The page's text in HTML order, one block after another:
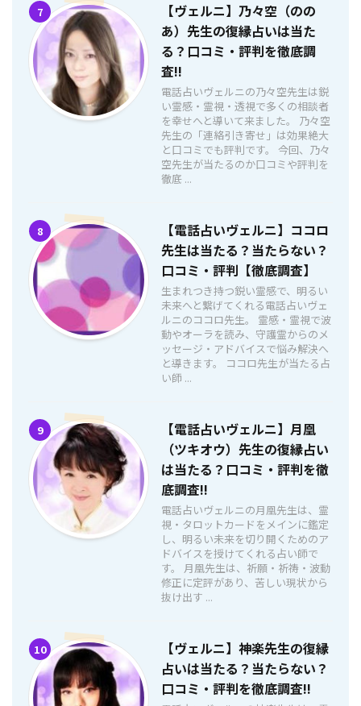
7
【ヴェルニ】乃々空（のの
あ）先生の復縁占いは当た
る？口コミ・評判を徹底調
査!!
電話占いヴェルニの乃々空先生は鋭
い霊感・霊視・透視で多くの相談者
を幸せへと導いて来ました。 乃々空
先生の「連絡引き寄せ」は効果絶大
と口コミでも評判です。 今回、乃々
空先生が当たるのか口コミや評判を
徹底 ...
8
【電話占いヴェルニ】ココロ
先生は当たる？当たらない？
口コミ・評判【徹底調査】
生まれつき持つ鋭い霊感で、明るい
未来へと繋げてくれる電話占いヴェ
ルニのココロ先生。 霊感・霊視で波
動やオーラを読み、守護霊からのメ
ッセージ・アドバイスで悩み解決へ
と導きます。 ココロ先生が当たる占
い師 ...
9
【電話占いヴェルニ】月凰
（ツキオウ）先生の復縁占い
は当たる？口コミ・評判を徹
底調査!!
電話占いヴェルニの月凰先生は、霊
視・タロットカードをメインに鑑定
し、明るい未来を切り開くためのア
ドバイスを授けてくれる占い師で
す。 月凰先生は、祈願・祈祷・波動
修正に定評があり、苦しい現状から
抜け出す ...
10
【ヴェルニ】神楽先生の復縁
占いは当たる？当たらない？
口コミ・評判を徹底調査!!